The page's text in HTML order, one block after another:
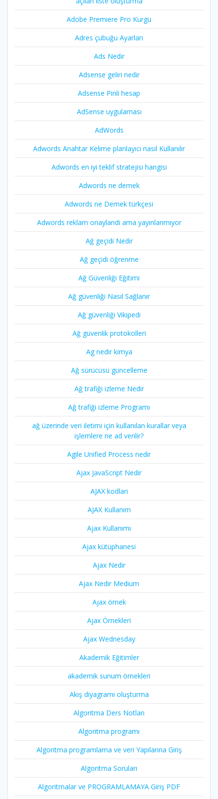
Adobe Premiere Pro Kurgu
Adres çubuğu Ayarları
Ads Nedir
Adsense geliri nedir
Adsense Pinli hesap
AdSense uygulaması
AdWords
Adwords Anahtar Kelime planlayıcı nasıl Kullanılır
Adwords en iyi teklif stratejisi hangisi
Adwords ne demek
Adwords ne Demek türkçesi
Adwords reklam onaylandi ama yayınlanmıyor
Ağ geçidi Nedir
Ağ geçidi öğrenme
Ağ Güvenliği Eğitimi
Ağ güvenliği Nasıl Sağlanır
Ağ güvenliği Vikipedi
Ağ güvenlik protokolleri
Ag nedir kimya
Ağ sürücüsü güncelleme
Ağ trafiği izleme Nedir
Ağ trafiği izleme Programı
ağ üzerinde veri iletimi için kullanılan kurallar veya
işlemlere ne ad verilir?
Agile Unified Process nedir
Ajax JavaScript Nedir
AJAX kodları
AJAX Kullanım
Ajax Kullanımı
Ajax kütüphanesi
Ajax Nedir
Ajax Nedir Medium
Ajax örnek
Ajax Örnekleri
Ajax Wednesday
Akademik Eğitimler
akademik sunum örnekleri
Akış diyagramı oluşturma
Algoritma Ders Notları
Algoritma programı
Algoritma programlama ve veri Yapılarına Giriş
Algoritma Soruları
Algoritmalar ve PROGRAMLAMAYA Giriş PDF